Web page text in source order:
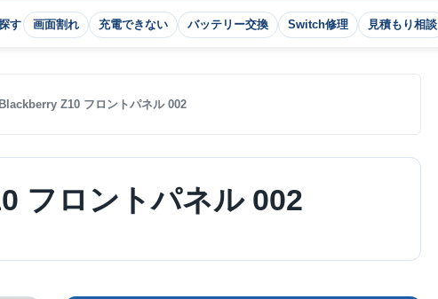
す 画面割れ 充電できない バッテリー交換 Switch修理 見積もり相談
Z10 フロントパネル 002
フロントパネル 002